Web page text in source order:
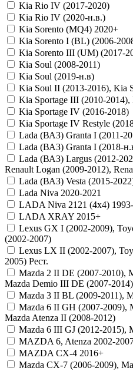
Kia Rio IV (2017-2020)
Kia Rio IV (2020-н.в.)
Kia Sorento (MQ4) 2020+
Kia Sorento I (BL) (2006-
Kia Sorento III (UM) (2017-
Kia Soul (2008-2011)
Kia Soul (2019-н.в)
Kia Soul II (2013-2016), Kia
Kia Sportage III (2010-
Kia Sportage IV (2016-2018)
Kia Sportage IV Restyle
Lada (ВАЗ) Granta I (2011-
Lada (ВАЗ) Granta I (2018-
Lada (ВАЗ) Largus (2012-
Renault Logan (2009-2012),
Lada (ВАЗ) Vesta (2015-
Lada Niva 2020-2021
LADA Niva 2121 (4x4)
LADA XRAY 2015+
Lexus GX I (2002-2009),
(2002-2007)
Lexus LX II (2002-2007),
2005) Рест.
Mazda 2 II DE (2007-2010),
Mazda Demio III DE (2007-2014)
Mazda 3 II BL (2009-2011),
Mazda 6 II GH (2007-2009),
Mazda Atenza II (2008-2012)
Mazda 6 III GJ (2012-2015),
MAZDA 6, Atenza 2002-
MAZDA CX-4 2016+
Mazda CX-7 (2006-2009),